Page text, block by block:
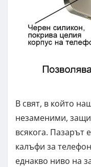
В свят, в който
незаменими,
всякога. Пазарът
калъфи за
еднакво ниво на